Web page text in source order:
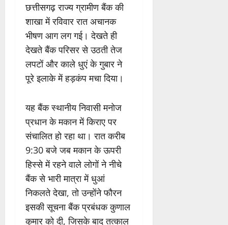
छत्तीसगढ़ राज्य ग्रामीण बैंक की
शाखा में रविवार रात अचानक
भीषण आग लग गई। देखते ही
देखते बैंक परिसर से उठती तेज
लपटों और काले धुएं के गुबार ने
पूरे इलाके में हड़कंप मचा दिया।
यह बैंक स्थानीय निवासी मनोज
प्रधान के मकान में किराए पर
संचालित हो रहा था। रात करीब
9:30 बजे जब मकान के ऊपरी
हिस्से में रहने वाले लोगों ने नीचे
बैंक से भारी मात्रा में धुआं
निकलते देखा, तो उन्होंने फौरन
इसकी सूचना बैंक प्रबंधक कुणाल
कुमार को दी, जिसके बाद तत्काल